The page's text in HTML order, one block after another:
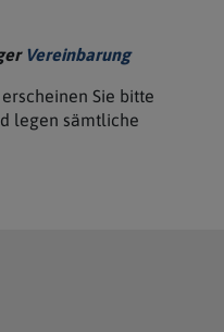
Vereinbarung
Sie bitte
legen sämtliche